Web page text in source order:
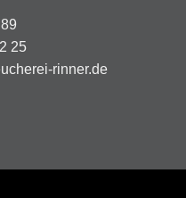
25
rinner.de